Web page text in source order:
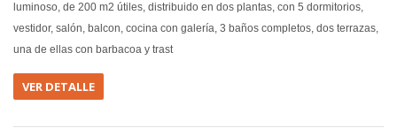
luminoso, de 200 m2 útiles, distribuido en dos plantas, con 5 dormitorios,
vestidor, salón, balcon, cocina con galería, 3 baños completos, dos terrazas,
una de ellas con barbacoa y trast
VER DETALLE